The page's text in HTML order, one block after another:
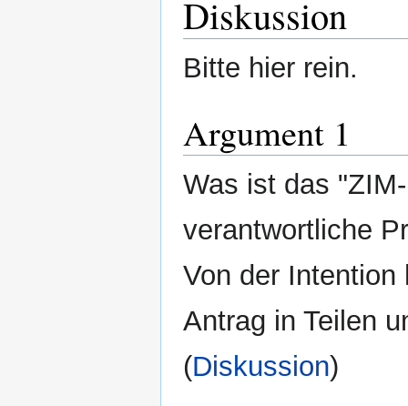
Diskussion
Bitte hier rein.
Argument 1
Was ist das
verantwortliche
Von der
Antrag in Teilen
(Diskussion)